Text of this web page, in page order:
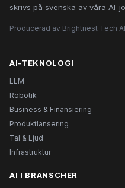
skrivs på svenska av våra AI-
Producerad av Brightnest Tech
AI-TEKNOLOGI
LLM
Robotik
Business & Finansiering
Produktlansering
Tal & Ljud
Infrastruktur
AI I BRANSCHER